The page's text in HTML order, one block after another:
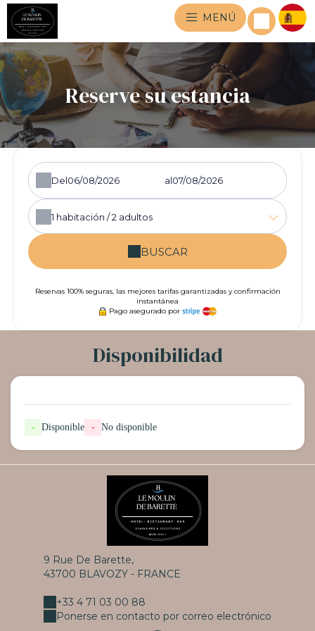
MENÚ
Reserve su estancia
Del al
1 habitación /2 adultos
BUSCAR
Reservas 100% seguras, las mejores tarifas garantizadas y confirmación
instantánea
Pago asegurado por
Disponibilidad
- Disponible - No disponible
9 Rue De Barette,
43700 BLAVOZY - FRANCE
+33 4 71 03 00 88
Ponerse en contacto por correo electrónico